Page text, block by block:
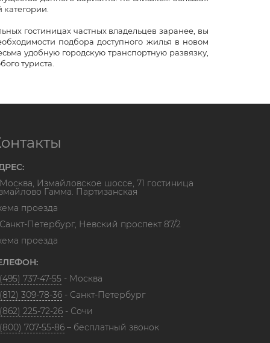
гостиницах частных владельцев заранее, вы
подбора доступного жилья в новом
удобную городскую транспортную развязку,
туриста.
Москва, Измайловское шоссе, 71 гостиница
Гамма. Партизанская
проезда
Петербург, Невский проспект 87/2
проезда
737-47-55 - Москва
309-78-36 - Санкт-Петербург
225-72-26 - Сочи
707-55-86 – бесплатный звонок